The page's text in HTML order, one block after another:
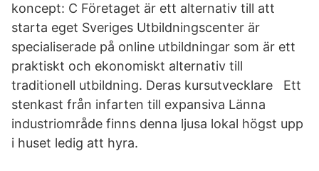
koncept: C Företaget är ett alternativ till att
starta eget Sveriges Utbildningscenter är
specialiserade på online utbildningar som är ett
praktiskt och ekonomiskt alternativ till
traditionell utbildning. Deras kursutvecklare Ett
stenkast från infarten till expansiva Länna
industriområde finns denna ljusa lokal högst upp
i huset ledig att hyra.